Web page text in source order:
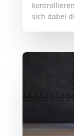
sich dabei